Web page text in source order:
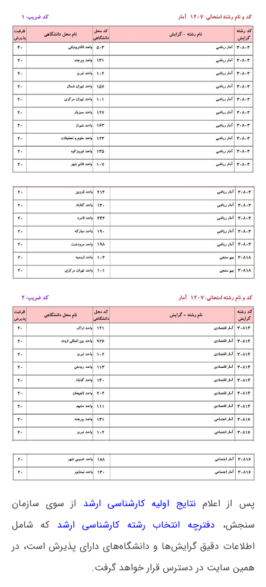
پس از اعلام نتایج اولیه کارشناسی ارشد از سوی سازمان
سنجش، دفترچه انتخاب رشته کارشناسی ارشد که شامل
اطلاعات دقیق گرایش‌ها و دانشگاه‌های دارای پذیرش است، در
همین سایت در دسترس قرار خواهد گرفت.